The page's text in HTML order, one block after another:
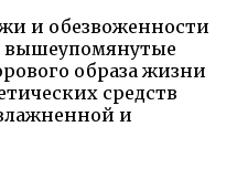
и обезвоженности
вышеупомянутые
образа жизни
средств
и